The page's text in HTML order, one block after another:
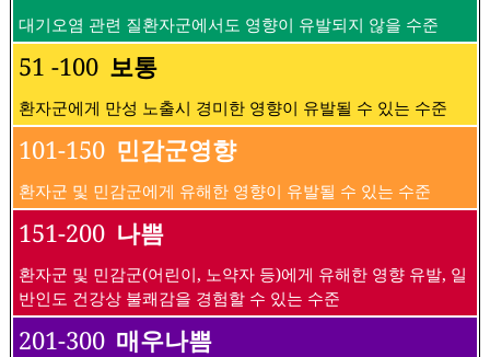
대기오염 관련 질환자군에서도 영향이 유발되지 않을 수준
51 -100 보통
환자군에게 만성 노출시 경미한 영향이 유발될 수 있는 수준
101-150 민감군영향
환자군 및 민감군에게 유해한 영향이 유발될 수 있는 수준
151-200 나쁨
환자군 및 민감군(어린이, 노약자 등)에게 유해한 영향 유발, 일
반인도 건강상 불쾌감을 경험할 수 있는 수준
201-300 매우나쁨